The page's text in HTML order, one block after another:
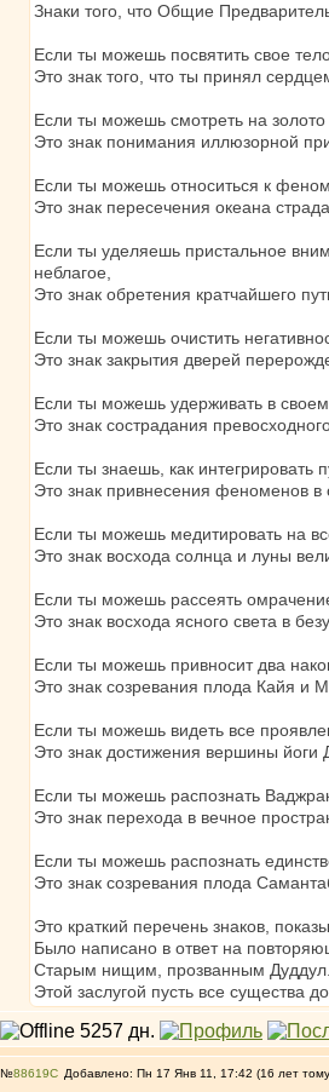
Знаки того, что Общие
Если ты можешь посвятить свое
Это знак того, что ты принял
Если ты можешь смотреть на золото
Это знак понимания иллюзорной
Если ты можешь относиться к
Это знак пересечения океана
Если ты уделяешь пристальное
неблагое,
Это знак обретения кратчайшего
Если ты можешь очистить
Это знак закрытия дверей
Если ты можешь удерживать в
Это знак сострадания
Если ты знаешь, как интегрировать
Это знак привнесения феноменов в
Если ты можешь медитировать на
Это знак восхода солнца и луны
Если ты можешь рассеять
Это знак восхода ясного света в
Если ты можешь привносит два
Это знак созревания плода Кайя и
Если ты можешь видеть все
Это знак достижения вершины йоги
Если ты можешь распознать
Это знак перехода в вечное
Если ты можешь распознать
Это знак созревания плода
Это краткий перечень знаков,
Было написано в ответ на
Старым нищим, прозванным
Этой заслугой пусть все существа
№88619 Добавлено: Пн 17 Янв 11, 17:42 (16 лет